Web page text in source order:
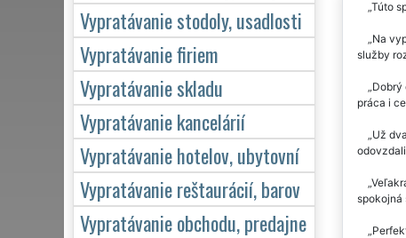
Túto
Na
služby
Dobrý
práca i
Už
spokojná
Vypratávanie stodoly, usadlosti
Vypratávanie firiem
Vypratávanie skladu
Vypratávanie kancelárií
Vypratávanie hotelov, ubytovní
Vypratávanie reštaurácií, barov
Vypratávanie obchodu, predajne